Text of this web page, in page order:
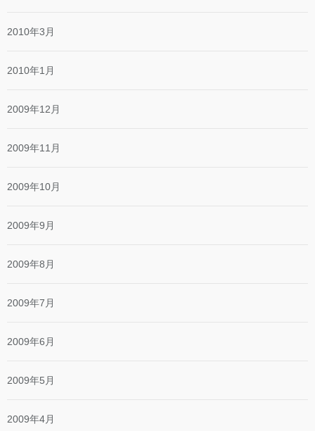
2010年3月
2010年1月
2009年12月
2009年11月
2009年10月
2009年9月
2009年8月
2009年7月
2009年6月
2009年5月
2009年4月